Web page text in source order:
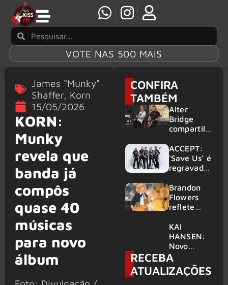
VOTE NAS 500 MAIS
James "Munky"
Shaffer, Korn
15/05/2026
KORN:
Munky
revela que
banda já
compôs
quase 40
músicas
para novo
álbum
CONFIRA
TAMBÉM
Alter
Bridge
compartilh
vivo de
“Fortress”
gravada
am Ring
2026
ACCEPT:
‘Save Us’ é
regravada
membros
do GHOST
e KORN
Brandon
Flowers
reflete
futuro e
levanta
possibilida
de de
deixar os
palcos
KAI
HANSEN:
Novo
single
‘Welcome
To Life’ é
RECEBA
ATUALIZAÇÕES